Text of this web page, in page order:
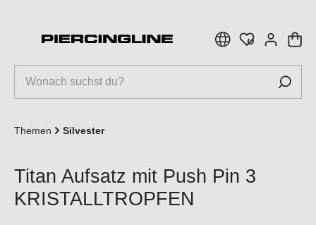
Themen Silvester
Titan Aufsatz mit Push Pin 3
KRISTALLTROPFEN